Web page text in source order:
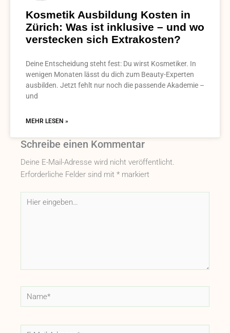
Kosmetik Ausbildung Kosten in
Zürich: Was ist inklusive – und wo
verstecken sich Extrakosten?
Deine Entscheidung steht fest: Du wirst Kosmetiker. In
wenigen Monaten lässt du dich zum Beauty-Experten
ausbilden. Jetzt fehlt nur noch die passende Akademie –
und
MEHR LESEN »
Schreibe einen Kommentar
Deine E-Mail-Adresse wird nicht veröffentlicht.
Erforderliche Felder sind mit * markiert
Hier
Name*